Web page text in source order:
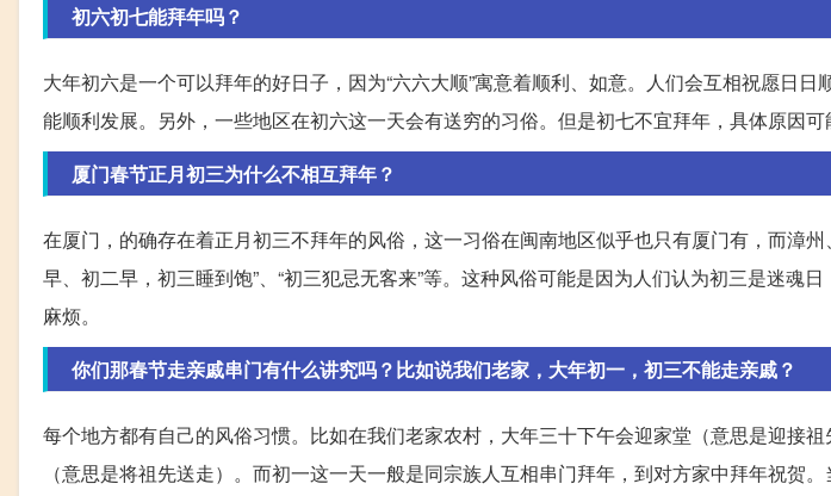
初六初七能拜年吗？
大年初六是一个可以拜年的好日子，因为“六六大顺”寓意着顺利、如意。人们会互相祝愿日
能顺利发展。另外，一些地区在初六这一天会有送穷的习俗。但是初七不宜拜年，具体原因可
厦门春节正月初三为什么不相互拜年？
在厦门，的确存在着正月初三不拜年的风俗，这一习俗在闽南地区似乎也只有厦门有，而漳
早、初二早，初三睡到饱”、“初三犯忌无客来”等。这种风俗可能是因为人们认为初三是迷魂
麻烦。
你们那春节走亲戚串门有什么讲究吗？比如说我们老家，大年初一，初三不能走亲戚？
每个地方都有自己的风俗习惯。比如在我们老家农村，大年三十下午会迎家堂（意思是迎接
（意思是将祖先送走）。而初一这一天一般是同宗族人互相串门拜年，到对方家中拜年祝贺